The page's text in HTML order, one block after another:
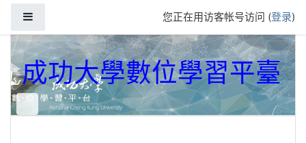
您正在用访客帐号访问 (登录)
成功大學數位學習平臺